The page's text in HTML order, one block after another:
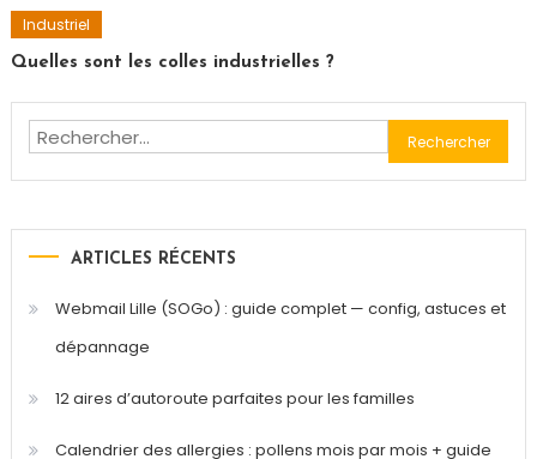
Industriel
Quelles sont les colles industrielles ?
Rechercher :
ARTICLES RÉCENTS
Webmail Lille (SOGo) : guide complet — config, astuces et
dépannage
12 aires d’autoroute parfaites pour les familles
Calendrier des allergies : pollens mois par mois + guide